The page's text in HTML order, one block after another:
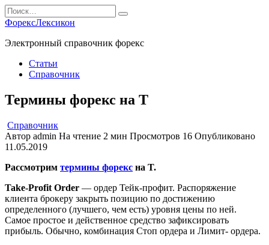
Перейти
к
содержанию
Search
for:
ФорексЛексикон
Электронный справочник форекс
Статьи
Справочник
Термины форекс на T
Справочник
Автор admin На чтение 2 мин Просмотров 16 Опубликовано
11.05.2019
Рассмотрим термины форекс на T.
Take-Profit Order — ордер Тейк-профит. Распоряжение
клиента брокеру закрыть позицию по достижению
определенного (лучшего, чем есть) уровня цены по ней.
Самое простое и действенное средство зафиксировать
прибыль. Обычно, комбинация Стоп ордера и Лимит- ордера.